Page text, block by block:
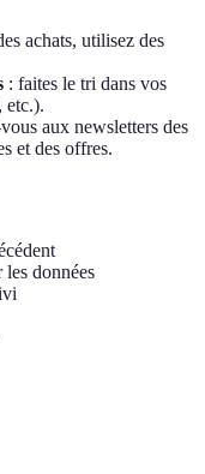
achats, utilisez des
: faites le tri dans vos
etc.).
aux newsletters des
et des offres.
les données